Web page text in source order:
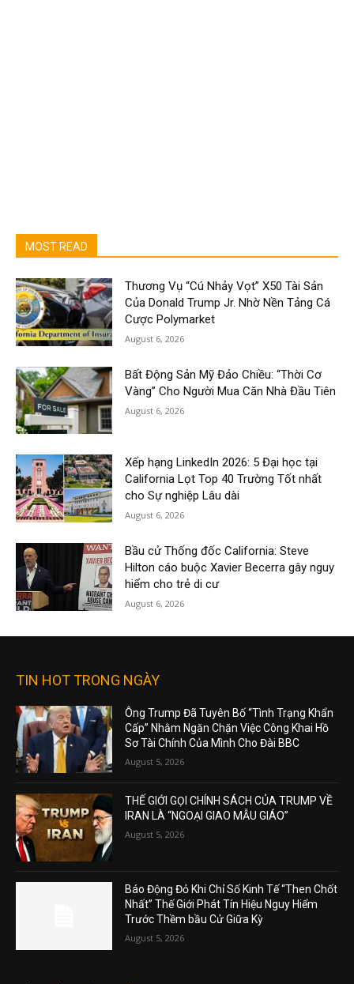
MOST READ
Thương Vụ “Cú Nhảy Vọt” X50 Tài Sản
Của Donald Trump Jr. Nhờ Nền Tảng Cá
Cược Polymarket
August 6, 2026
Bất Động Sản Mỹ Đảo Chiều: “Thời Cơ
Vàng” Cho Người Mua Căn Nhà Đầu Tiên
August 6, 2026
Xếp hạng LinkedIn 2026: 5 Đại học tại
California Lọt Top 40 Trường Tốt nhất
cho Sự nghiệp Lâu dài
August 6, 2026
Bầu cử Thống đốc California: Steve
Hilton cáo buộc Xavier Becerra gây nguy
hiểm cho trẻ di cư
August 6, 2026
TIN HOT TRONG NGÀY
Ông Trump Đã Tuyên Bố “Tình Trạng Khẩn
Cấp” Nhằm Ngăn Chặn Việc Công Khai Hồ
Sơ Tài Chính Của Mình Cho Đài BBC
August 5, 2026
THẾ GIỚI GỌI CHÍNH SÁCH CỦA TRUMP VỀ
IRAN LÀ “NGOẠI GIAO MẪU GIÁO”
August 5, 2026
Báo Động Đỏ Khi Chỉ Số Kinh Tế “Then Chốt
Nhất” Thế Giới Phát Tín Hiệu Nguy Hiểm
Trước Thềm bầu Cử Giữa Kỳ
August 5, 2026